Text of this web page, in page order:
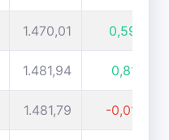
1.470,01 0,59%
1.481,94 0,81%
1.481,79 -0,01%